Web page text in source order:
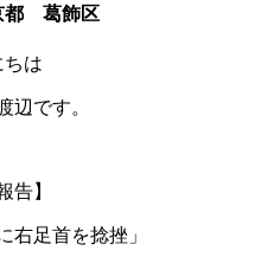
都 葛飾区
ちは
辺です。
告】
右足首を捻挫」